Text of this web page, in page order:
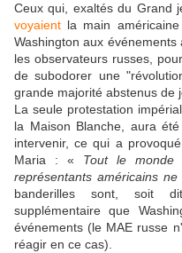
Ceux qui, exaltés du Grand
voyaient la main
Washington aux
les observateurs russes,
de subodorer une
grande majorité abstenus de
La seule protestation
la Maison Blanche, aura
intervenir, ce qui a
Maria : « Tout le
représentants américains
banderilles sont, soit
supplémentaire que
événements (le MAE russe
réagir en ce cas).